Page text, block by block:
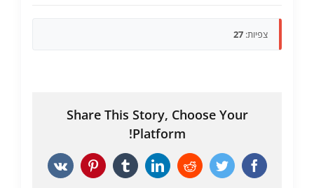
צפיות: 27
Share This Story, Choose Your
Platform!
Facebook
Twitter
Reddit
LinkedIn
Tumblr
Pinterest
Vk